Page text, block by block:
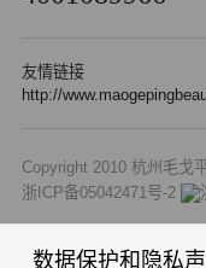
友情链接
http://
Copyright 2010 杭州毛戈
浙ICP备05042471号-2
数据保护和隐私